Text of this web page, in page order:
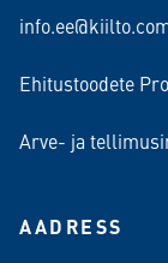
Ehitustoodete
Arve- ja
AADRESS